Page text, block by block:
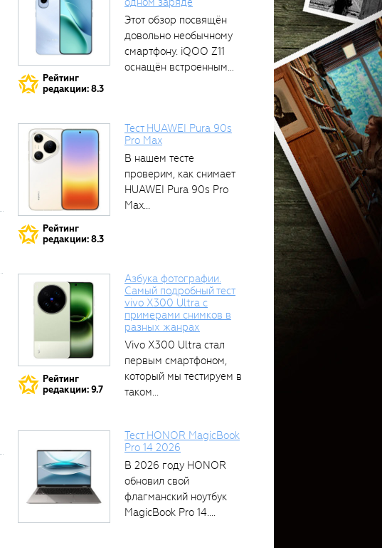
Рейтинг
редакции: 8.3
Этот обзор посвящён
довольно необычному
смартфону. iQOO Z11
оснащён встроенным
Рейтинг
редакции: 8.3
Тест HUAWEI Pura 90s
Pro Max
В нашем тесте
проверим, как снимает
HUAWEI Pura 90s Pro
Max...
Рейтинг
редакции: 9.7
Азбука фотографии.
Самый подробный тест
vivo X300 Ultra с
примерами снимков в
разных жанрах
Vivo X300 Ultra стал
первым смартфоном,
который мы тестируем в
таком...
Тест HONOR MagicBook
Pro 14 2026
В 2026 году HONOR
обновил свой
флагманский ноутбук
MagicBook Pro 14....